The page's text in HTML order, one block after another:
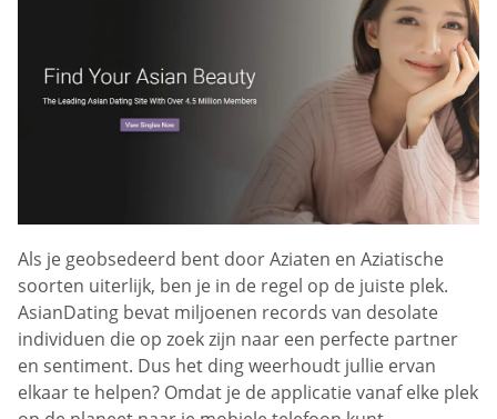
Als je geobsedeerd bent door Aziaten en Aziatische
soorten uiterlijk, ben je in de regel op de juiste plek.
AsianDating bevat miljoenen records van desolate
individuen die op zoek zijn naar een perfecte partner
en sentiment. Dus het ding weerhoudt jullie ervan
elkaar te helpen? Omdat je de applicatie vanaf elke plek